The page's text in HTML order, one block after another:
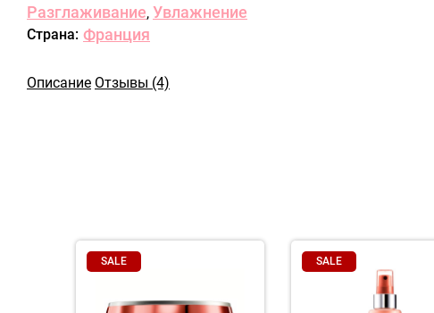
Разглаживание, Увлажнение
Страна: Франция
Описание Отзывы (4)
SALE SALE